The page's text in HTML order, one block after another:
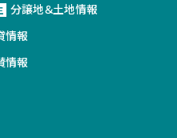
分譲地＆土地情報
情報
情報